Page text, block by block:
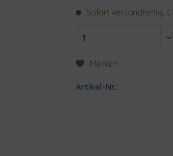
Sofort versandfertig,
Merken
Artikel-Nr.: